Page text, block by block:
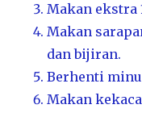
Makan ekstra
Makan
dan bijiran.
Berhenti
Makan